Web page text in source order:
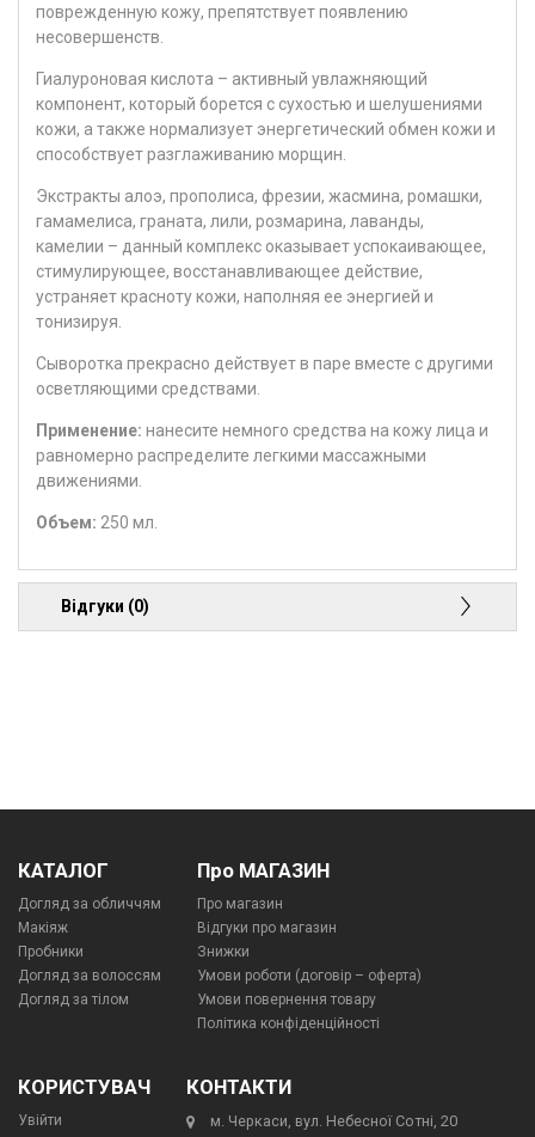
поврежденную кожу, препятствует появлению
несовершенств.
Гиалуроновая кислота – активный увлажняющий
компонент, который борется с сухостью и шелушениями
кожи, а также нормализует энергетический обмен кожи и
способствует разглаживанию морщин.
Экстракты алоэ, прополиса, фрезии, жасмина, ромашки,
гамамелиса, граната, лили, розмарина, лаванды,
камелии – данный комплекс оказывает успокаивающее,
стимулирующее, восстанавливающее действие,
устраняет красноту кожи, наполняя ее энергией и
тонизируя.
Сыворотка прекрасно действует в паре вместе с другими
осветляющими средствами.
Применение: нанесите немного средства на кожу лица и
равномерно распределите легкими массажными
движениями.
Объем: 250 мл.
Відгуки (0)
КАТАЛОГ
Догляд за обличчям
Макіяж
Пробники
Догляд за волоссям
Догляд за тілом
Про МАГАЗИН
Про магазин
Відгуки про магазин
Знижки
Умови роботи (договір – оферта)
Умови повернення товару
Політика конфіденційності
КОРИСТУВАЧ
Увійти
КОНТАКТИ
м. Черкаси, вул. Небесної Сотні, 20